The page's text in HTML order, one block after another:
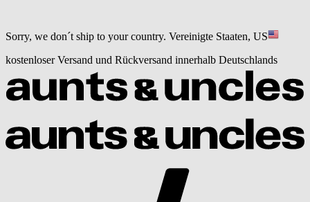
Sorry, we don´t ship to your country. Vereinigte Staaten, US
kostenloser Versand und Rückversand innerhalb Deutschlands